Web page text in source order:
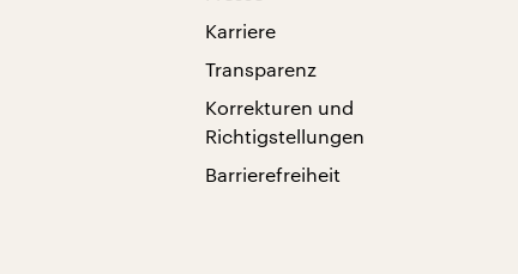
Karriere
Transparenz
Korrekturen und
Richtigstellungen
Barrierefreiheit